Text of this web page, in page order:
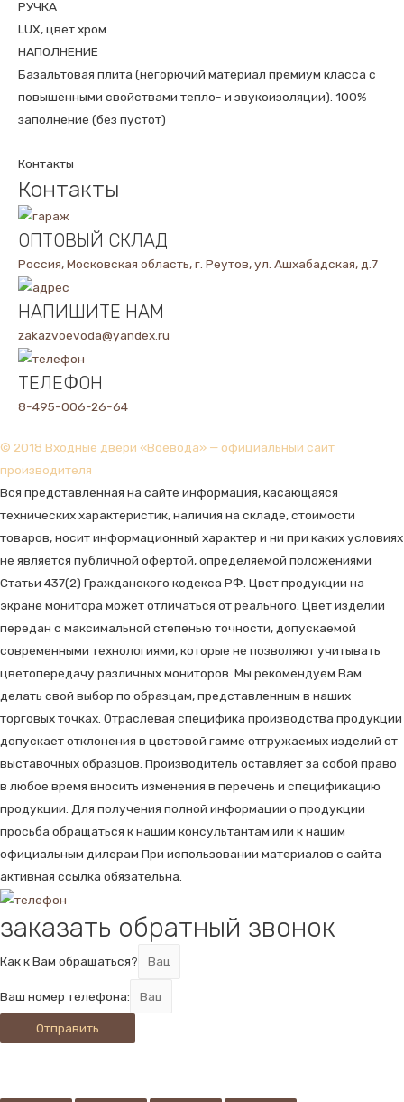
РУЧКА
LUX, цвет хром.
НАПОЛНЕНИЕ
Базальтовая плита (негорючий материал премиум класса с
повышенными свойствами тепло- и звукоизоляции). 100%
заполнение (без пустот)
Контакты
Контакты
ОПТОВЫЙ СКЛАД
Россия, Московская область, г. Реутов, ул. Ашхабадская, д.7
НАПИШИТЕ НАМ
zakazvoevoda@yandex.ru
ТЕЛЕФОН
8-495-006-26-64
© 2018 Входные двери «Воевода» — официальный сайт
производителя
Вся представленная на сайте информация, касающаяся
технических характеристик, наличия на складе, стоимости
товаров, носит информационный характер и ни при каких условиях
не является публичной офертой, определяемой положениями
Статьи 437(2) Гражданского кодекса РФ. Цвет продукции на
экране монитора может отличаться от реального. Цвет изделий
передан с максимальной степенью точности, допускаемой
современными технологиями, которые не позволяют учитывать
цветопередачу различных мониторов. Мы рекомендуем Вам
делать свой выбор по образцам, представленным в наших
торговых точках. Отраслевая специфика производства продукции
допускает отклонения в цветовой гамме отгружаемых изделий от
выставочных образцов. Производитель оставляет за собой право
в любое время вносить изменения в перечень и спецификацию
продукции. Для получения полной информации о продукции
просьба обращаться к нашим консультантам или к нашим
официальным дилерам При использовании материалов с сайта
активная ссылка обязательна.
заказать обратный звонок
Как к Вам обращаться?
Ваш номер телефона:
Отправить